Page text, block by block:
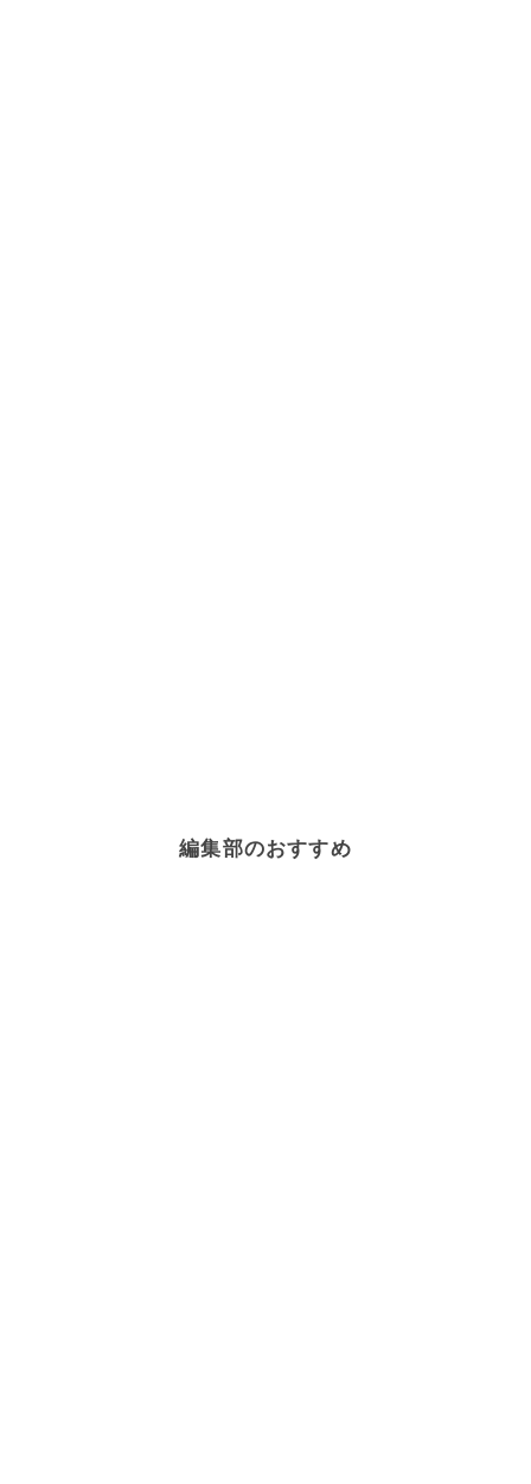
編集部のおすすめ